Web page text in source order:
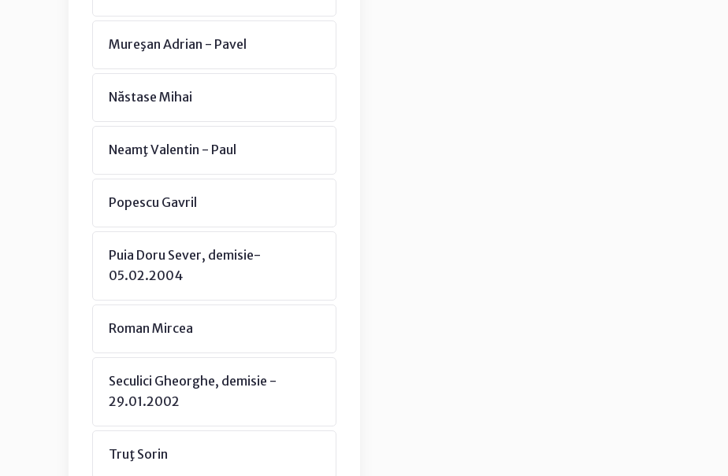
Mureşan Adrian - Pavel
Năstase Mihai
Neamţ Valentin - Paul
Popescu Gavril
Puia Doru Sever, demisie-
05.02.2004
Roman Mircea
Seculici Gheorghe, demisie -
29.01.2002
Truţ Sorin